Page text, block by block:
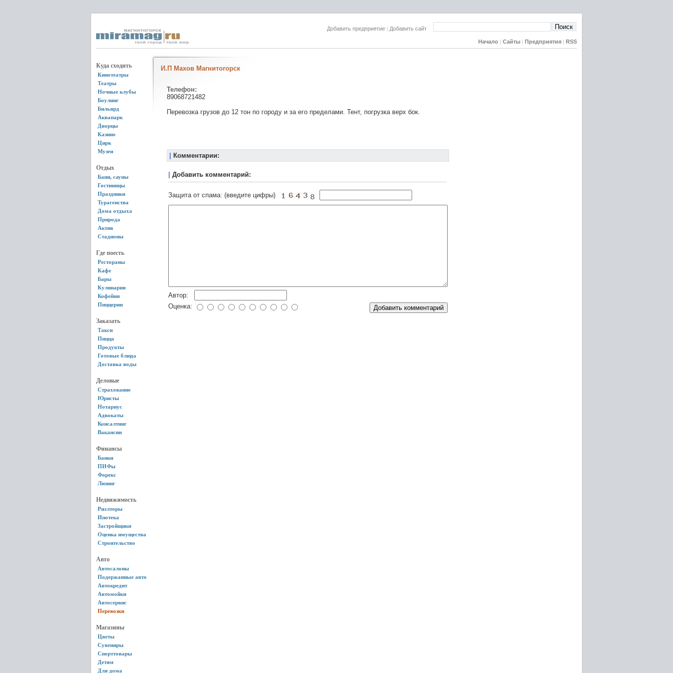
Добавить предприятие | Добавить сайт
Начало Сайты Предприятия RSS
Куда сходить
Кинотеатры
Театры
Ночные клубы
Боулинг
Бильярд
Аквапарк
Дворцы
Казино
Цирк
Музеи
Отдых
Бани, сауны
Гостиницы
Праздники
Турагенства
Дома отдыха
Природа
Актив
Стадионы
Где поесть
Рестораны
Кафе
Бары
Кулинария
Кофейни
Пиццерии
Заказать
Такси
Пицца
Продукты
Готовые блюда
Доставка воды
Деловые
Страхование
Юристы
Нотариус
Адвокаты
Консалтинг
Вакансии
Финансы
Банки
ПИФы
Форекс
Лизинг
Недвижимость
Риэлторы
Ипотека
Застройщики
Оценка имущества
Строительство
Авто
Автосалоны
Подержанные авто
Автокредит
Автомойки
Автосервис
Перевозки
Магазины
Цветы
Сувениры
Спорттовары
Детям
Для дома
И.П Махов Магнитогорск
Телефон:
89068721482
Перевозка грузов до 12 тон по городу и за его пределами. Тент, погрузка верх бок.
Комментарии:
Добавить комментарий:
Защита от спама: (введите цифры)
Автор:
Оценка: